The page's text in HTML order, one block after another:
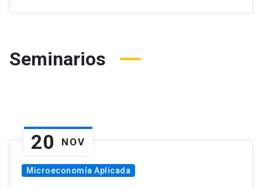
Seminarios
20 NOV
Microeconomía Aplicada